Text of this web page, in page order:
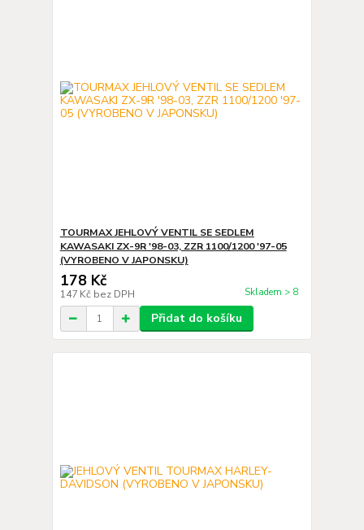
TOURMAX JEHLOVÝ VENTIL SE SEDLEM
KAWASAKI ZX-9R '98-03, ZZR 1100/1200 '97-05
(VYROBENO V JAPONSKU)
178 Kč
147 Kč bez DPH Skladem > 8
Přidat do košíku